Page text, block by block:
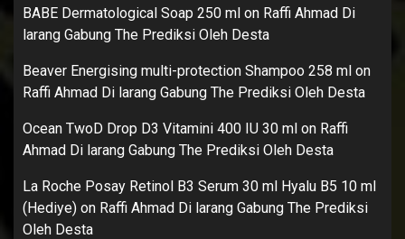
BABE Dermatological Soap 250 ml on Raffi Ahmad Di
larang Gabung The Prediksi Oleh Desta
Beaver Energising multi-protection Shampoo 258 ml on
Raffi Ahmad Di larang Gabung The Prediksi Oleh Desta
Ocean TwoD Drop D3 Vitamini 400 IU 30 ml on Raffi
Ahmad Di larang Gabung The Prediksi Oleh Desta
La Roche Posay Retinol B3 Serum 30 ml Hyalu B5 10 ml
(Hediye) on Raffi Ahmad Di larang Gabung The Prediksi
Oleh Desta